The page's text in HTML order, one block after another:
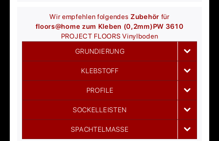
Wir empfehlen folgendesZubehör für
floors@home zum Kleben (0,2mm)PW 3610
PROJECT FLOORS Vinylboden
GRUNDIERUNG
KLEBSTOFF
PROFILE
SOCKELLEISTEN
SPACHTELMASSE